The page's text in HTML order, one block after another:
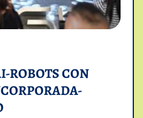
ROBOTS CON